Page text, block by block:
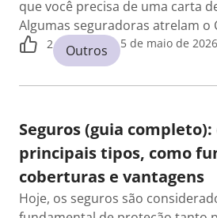
que você precisa de uma carta
Algumas seguradoras atrelam o
2 Outros 5 de maio de 2026
Seguros (guia completo):
principais tipos, como
coberturas e vantagens
Hoje, os seguros são